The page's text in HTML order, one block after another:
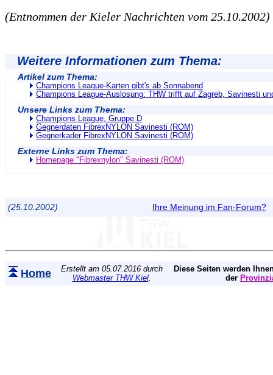
(Entnommen der Kieler Nachrichten vom 25.10.2002)
Weitere Informationen zum Thema:
Artikel zum Thema:
Champions League-Karten gibt's ab Sonnabend
Champions League-Auslosung: THW trifft auf Zagreb, Savinesti
Unsere Links zum Thema:
Champions League, Gruppe D
Gegnerdaten FibrexNYLON Savinesti (ROM)
Gegnerkader FibrexNYLON Savinesti (ROM)
Externe Links zum Thema:
Homepage "Fibrexnylon" Savinesti (ROM)
(25.10.2002) Ihre Meinung im Fan-Forum?
Home
Erstellt am 05.07.2016 durch
Webmaster THW Kiel.
Diese Seiten werden
der